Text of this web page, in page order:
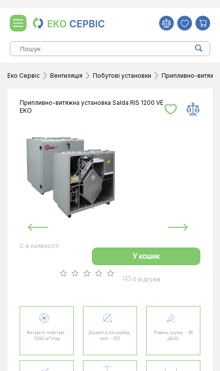
Еко Сервіс Вентиляція Побутові установки Припливно-витяжні
Припливно-витяжна установка Salda RIS 1200 VE
EKO
Є в наявності
У кошик
0 відгуків
Витрата повітря -
1200 м³/год
Діаметр патрубка,
мм - 315
Рівень шуму - 58
дБ(А)